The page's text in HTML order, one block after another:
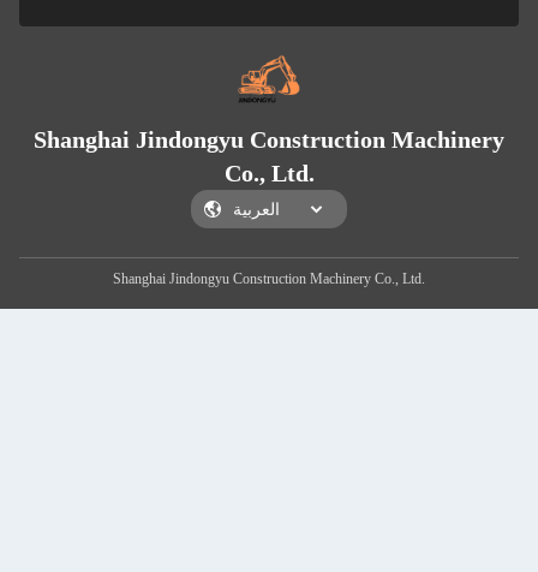
Shanghai Jindongyu Construction Machinery
Co., Ltd.
Shanghai Jindongyu Construction Machinery Co., Ltd.